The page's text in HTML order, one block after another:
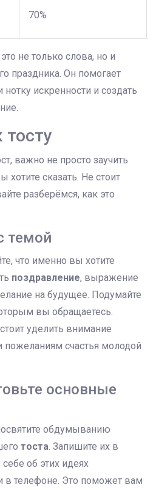
70%
не только слова, но и
праздника. Он помогает
искренности и создать
тосту
важно не просто заучить
хотите сказать. Не стоит
разберёмся, как это
темой
что именно вы хотите
поздравление, выражение
на будущее. Подумайте
вы обращаетесь.
стоит уделить внимание
счастья молодой
основные
обдумыванию
тоста. Запишите их в
об этих идеях
в телефоне. Это поможет вам